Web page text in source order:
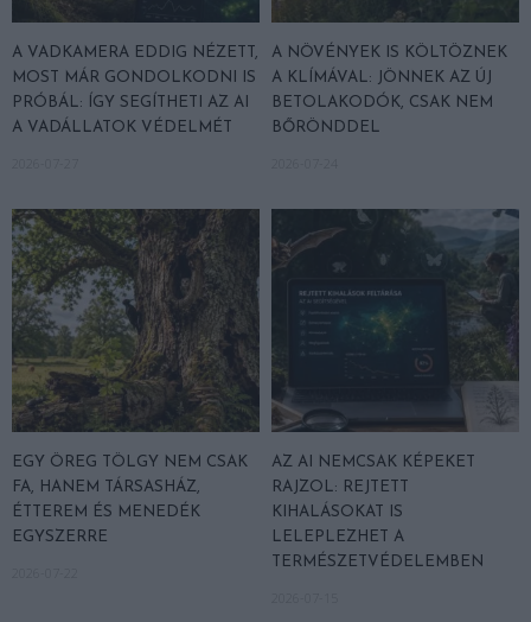
A VADKAMERA EDDIG NÉZETT,
MOST MÁR GONDOLKODNI IS
PRÓBÁL: ÍGY SEGÍTHETI AZ AI
A VADÁLLATOK VÉDELMÉT
A NÖVÉNYEK IS KÖLTÖZNEK
A KLÍMÁVAL: JÖNNEK AZ ÚJ
BETOLAKODÓK, CSAK NEM
BŐRÖNDDEL
EGY ÖREG TÖLGY NEM CSAK
FA, HANEM TÁRSASHÁZ,
ÉTTEREM ÉS MENEDÉK
EGYSZERRE
AZ AI NEMCSAK KÉPEKET
RAJZOL: REJTETT
KIHALÁSOKAT IS
LELEPLEZHET A
TERMÉSZETVÉDELEMBEN